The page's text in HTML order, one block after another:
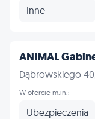
Inne
ANIMAL
Dąbrowskiego
W ofercie m.in.:
Ubezpieczenia